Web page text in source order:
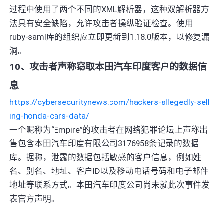
过程中使用了两个不同的XML解析器，这种双解析器方
法具有安全缺陷，允许攻击者操纵验证检查。使用
ruby-saml库的组织应立即更新到1.18.0版本，以修复漏
洞。
10、攻击者声称窃取本田汽车印度客户的数据信
息
https://cybersecuritynews.com/hackers-allegedly-sell
ing-honda-cars-data/
一个昵称为“Empire”的攻击者在网络犯罪论坛上声称出
售包含本田汽车印度有限公司3176958条记录的数据
库。据称，泄露的数据包括敏感的客户信息，例如姓
名、别名、地址、客户ID以及移动电话号码和电子邮件
地址等联系方式。本田汽车印度公司尚未就此次事件发
表官方声明。